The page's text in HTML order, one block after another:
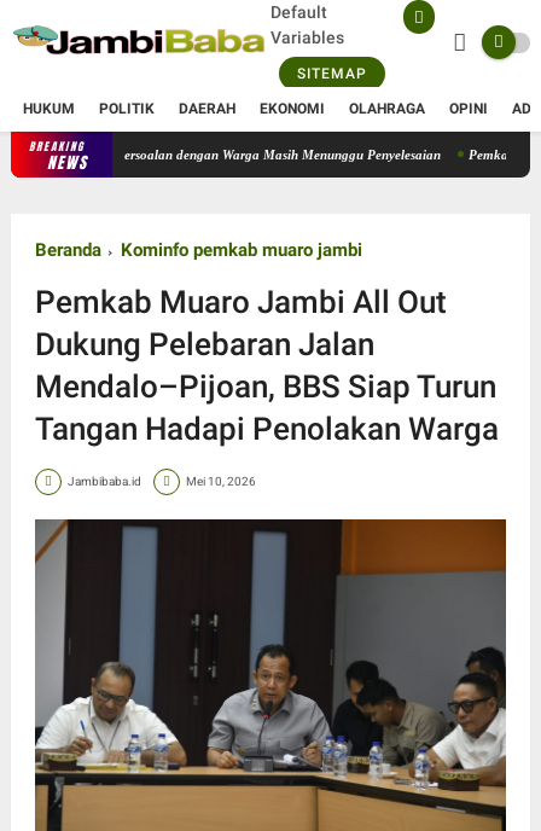
Default
Variables
SITEMAP
HUKUM POLITIK DAERAH EKONOMI OLAHRAGA OPINI
BREAKING
NEWS
Persoalan dengan Warga Masih Menunggu Penyelesaian Pemkab Muaro
Beranda Kominfo pemkab muaro jambi
Pemkab Muaro Jambi All Out
Dukung Pelebaran Jalan
Mendalo–Pijoan, BBS Siap Turun
Tangan Hadapi Penolakan Warga
Jambibaba.id Mei 10, 2026